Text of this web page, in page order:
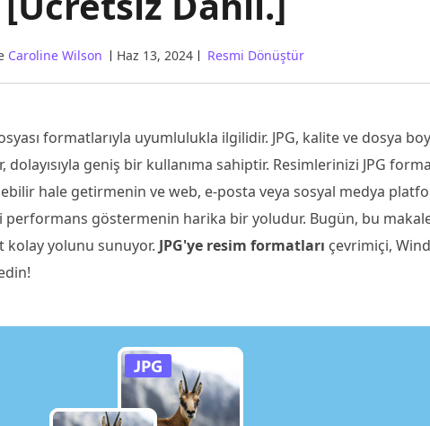
Caroline Wilson Haz 13, 2024 Resmi Dönüştür
formatlarıyla uyumlulukla ilgilidir. JPG, kalite ve dosya
dolayısıyla geniş bir kullanıma sahiptir. Resimlerinizi JPG
hale getirmenin ve web, e-posta veya sosyal medya
performans göstermenin harika bir yoludur. Bugün, bu
yolunu sunuyor. JPG'ye resim formatları çevrimiçi,